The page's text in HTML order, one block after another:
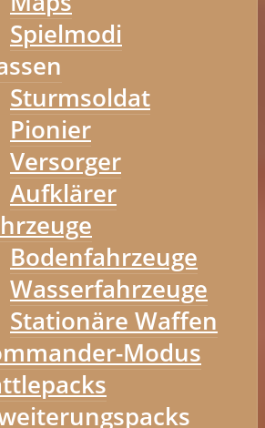
Spielmodi
Sturmsoldat
Pionier
Versorger
Aufklärer
Bodenfahrzeuge
Wasserfahrzeuge
Stationäre Waffen
Modus